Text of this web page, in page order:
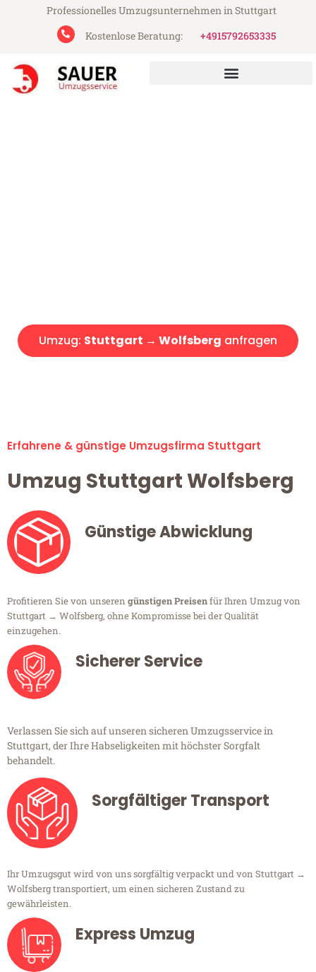
Professionelles Umzugsunternehmen in Stuttgart
Kostenlose Beratung:
+4915792653335
Umzug: Stuttgart → Wolfsberg anfragen
Erfahrene & günstige Umzugsfirma Stuttgart
Umzug Stuttgart Wolfsberg
Günstige Abwicklung
Profitieren Sie von unseren günstigen Preisenfür Ihren Umzug von
Stuttgart → Wolfsberg, ohne Kompromisse bei der Qualität
einzugehen.
Sicherer Service
Verlassen Sie sich auf unseren sicheren Umzugsservice in
Stuttgart, der Ihre Habseligkeiten mit höchster Sorgfalt
behandelt.
Sorgfältiger Transport
Ihr Umzugsgut wird von uns sorgfältig verpackt und von Stuttgart →
Wolfsberg transportiert, um einen sicheren Zustand zu
gewährleisten.
Express Umzug